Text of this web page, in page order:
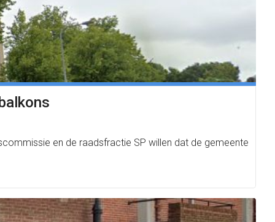
en de raadsfractie SP willen dat de gemeente